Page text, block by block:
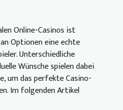
Online-Casinos ist
Optionen eine echte
Unterschiedliche
Wünsche spielen dabei
um das perfekte Casino-
Im folgenden Artikel